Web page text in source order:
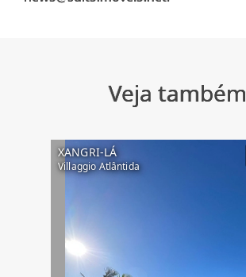
Veja também
XANGRI-LÁ
Villaggio Atlântida